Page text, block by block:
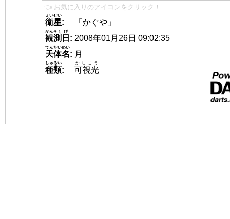
👈 お気に入りのアイコンをクリック！
衛星
えいせい
:
「かぐや」
観測
かんそく
日
び
: 2008年01月26日 09:02:35
天体名
てんたいめい
: 月
種類
しゅるい
: 可視光
かしこう